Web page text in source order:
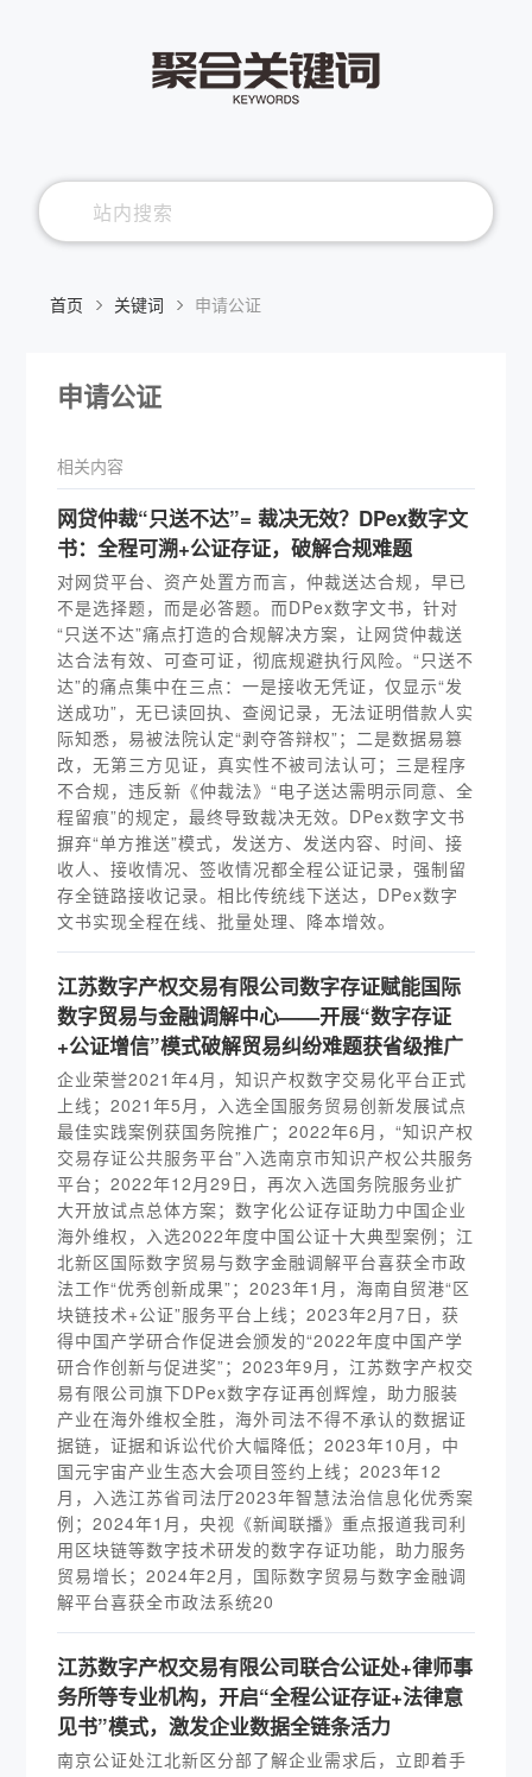
首页 关键词 申请公证
申请公证
相关内容
网贷仲裁“只送不达”= 裁决无效？DPex数字文
书：全程可溯+公证存证，破解合规难题
对网贷平台、资产处置方而言，仲裁送达合规，早已
不是选择题，而是必答题。而DPex数字文书，针对
“只送不达”痛点打造的合规解决方案，让网贷仲裁送
达合法有效、可查可证，彻底规避执行风险。“只送不
达”的痛点集中在三点：一是接收无凭证，仅显示“发
送成功”，无已读回执、查阅记录，无法证明借款人实
际知悉，易被法院认定“剥夺答辩权”；二是数据易篡
改，无第三方见证，真实性不被司法认可；三是程序
不合规，违反新《仲裁法》“电子送达需明示同意、全
程留痕”的规定，最终导致裁决无效。DPex数字文书
摒弃“单方推送”模式，发送方、发送内容、时间、接
收人、接收情况、签收情况都全程公证记录，强制留
存全链路接收记录。相比传统线下送达，DPex数字
文书实现全程在线、批量处理、降本增效。
江苏数字产权交易有限公司数字存证赋能国际
数字贸易与金融调解中心——开展“数字存证
+公证增信”模式破解贸易纠纷难题获省级推广
企业荣誉2021年4月，知识产权数字交易化平台正式
上线；2021年5月，入选全国服务贸易创新发展试点
最佳实践案例获国务院推广；2022年6月，“知识产权
交易存证公共服务平台”入选南京市知识产权公共服务
平台；2022年12月29日，再次入选国务院服务业扩
大开放试点总体方案；数字化公证存证助力中国企业
海外维权，入选2022年度中国公证十大典型案例；江
北新区国际数字贸易与数字金融调解平台喜获全市政
法工作“优秀创新成果”；2023年1月，海南自贸港“区
块链技术+公证”服务平台上线；2023年2月7日，获
得中国产学研合作促进会颁发的“2022年度中国产学
研合作创新与促进奖”；2023年9月，江苏数字产权交
易有限公司旗下DPex数字存证再创辉煌，助力服装
产业在海外维权全胜，海外司法不得不承认的数据证
据链，证据和诉讼代价大幅降低；2023年10月，中
国元宇宙产业生态大会项目签约上线；2023年12
月，入选江苏省司法厅2023年智慧法治信息化优秀案
例；2024年1月，央视《新闻联播》重点报道我司利
用区块链等数字技术研发的数字存证功能，助力服务
贸易增长；2024年2月，国际数字贸易与数字金融调
解平台喜获全市政法系统20
江苏数字产权交易有限公司联合公证处+律师事
务所等专业机构，开启“全程公证存证+法律意
见书”模式，激发企业数据全链条活力
南京公证处江北新区分部了解企业需求后，立即着手